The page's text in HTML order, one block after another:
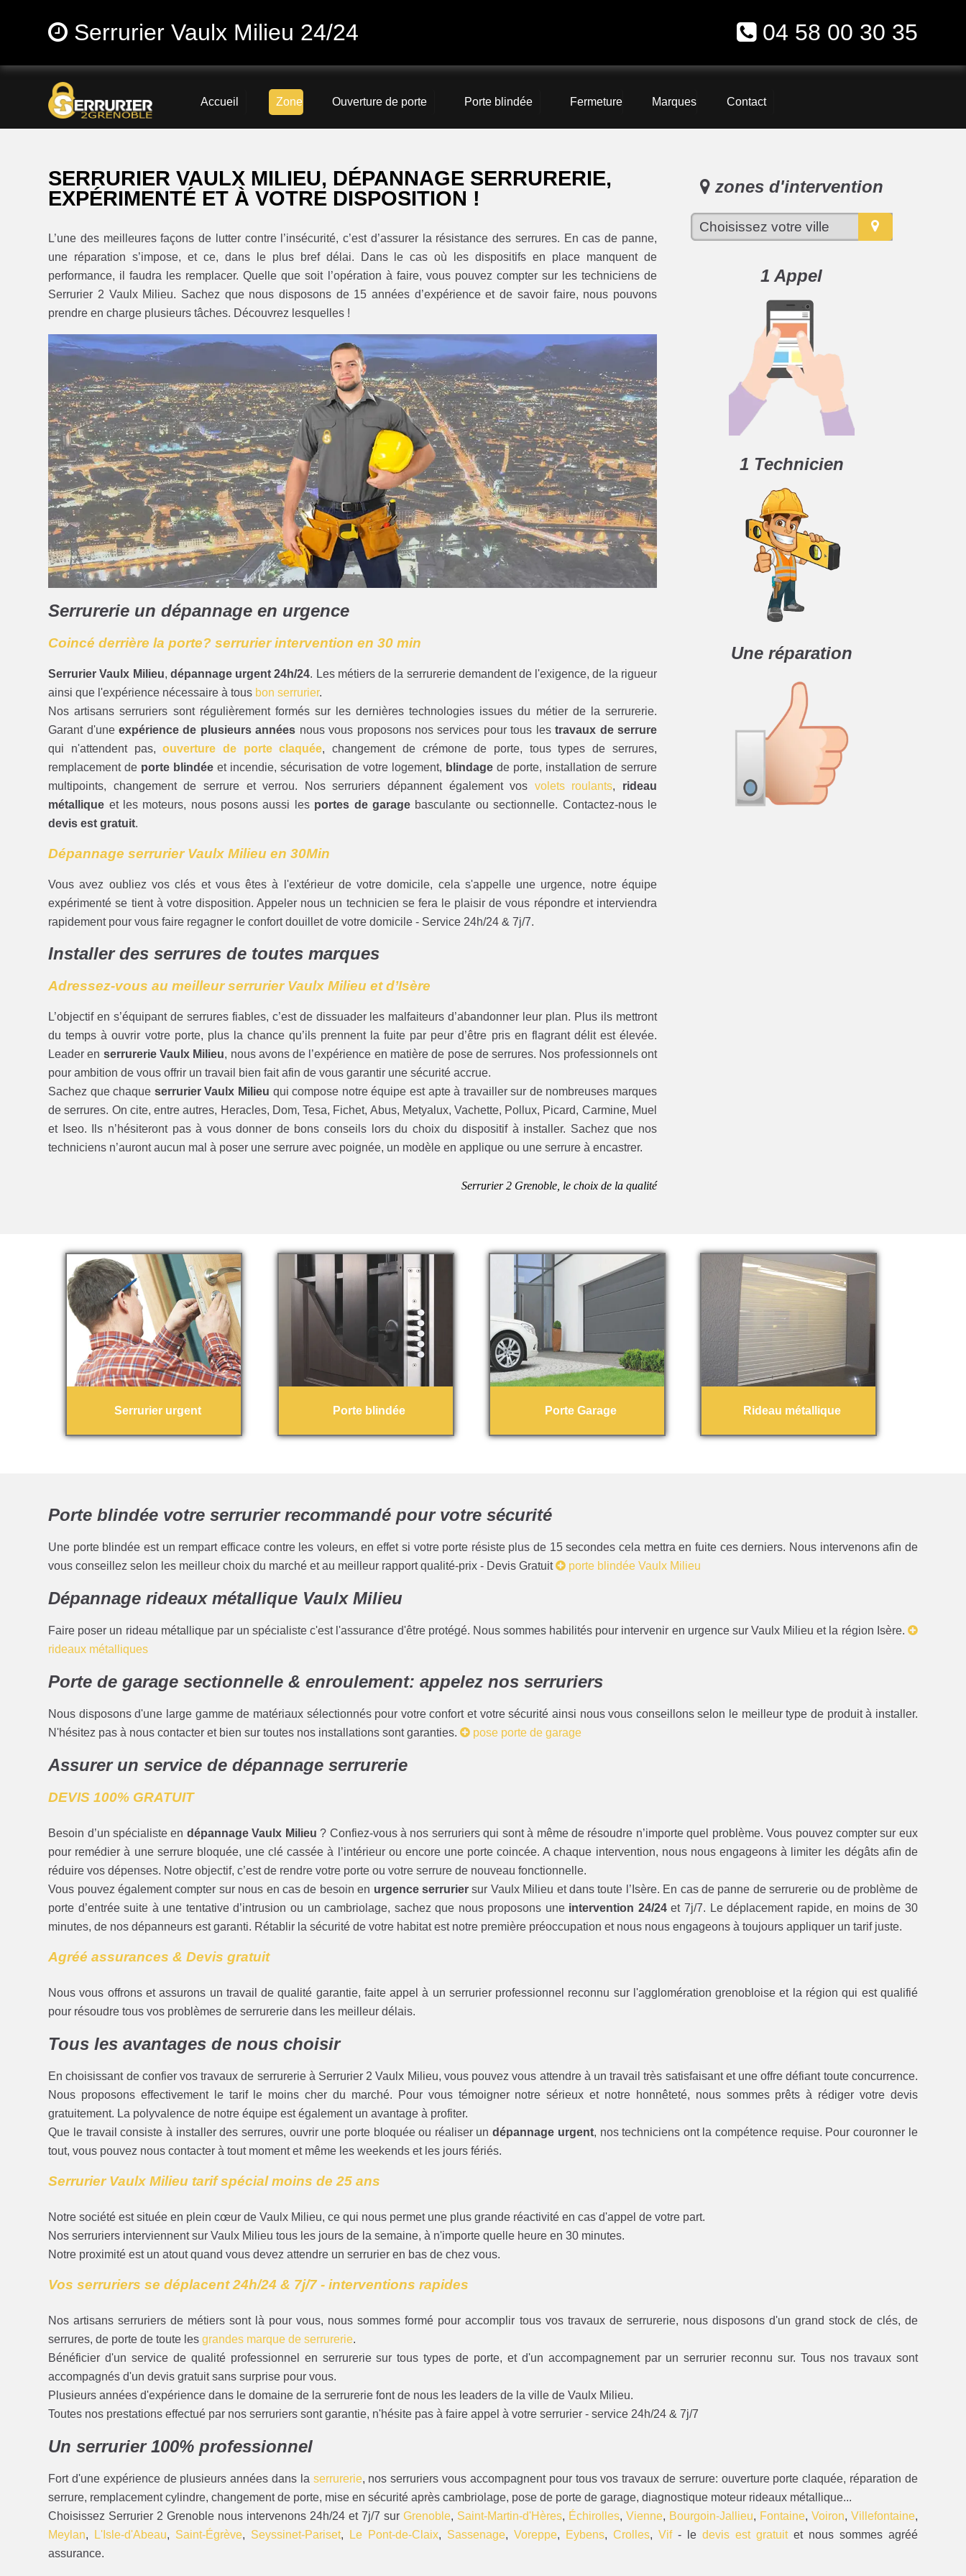
Serrurier Vaulx Milieu 24/24 04 58 00 30 35
Accueil Zone Ouverture de porte Porte blindée Fermeture Marques Contact
SERRURIER VAULX MILIEU, DÉPANNAGE SERRURERIE,
EXPÉRIMENTÉ ET À VOTRE DISPOSITION !
L’une des meilleures façons de lutter contre l’insécurité, c’est d’assurer la résistance des serrures. En cas de panne,
une réparation s’impose, et ce, dans le plus bref délai. Dans le cas où les dispositifs en place manquent de
performance, il faudra les remplacer. Quelle que soit l’opération à faire, vous pouvez compter sur les techniciens de
Serrurier 2 Vaulx Milieu. Sachez que nous disposons de 15 années d’expérience et de savoir faire, nous pouvons
prendre en charge plusieurs tâches. Découvrez lesquelles !
Serrurerie un dépannage en urgence
Coincé derrière la porte? serrurier intervention en 30 min
Serrurier Vaulx Milieu, dépannage urgent 24h/24. Les métiers de la serrurerie demandent de l'exigence, de la rigueur
ainsi que l'expérience nécessaire à tous bon serrurier.
Nos artisans serruriers sont régulièrement formés sur les dernières technologies issues du métier de la serrurerie.
Garant d'uneexpérience de plusieurs années nous vous proposons nos services pour tous lestravaux de serrure
qui n'attendent pas,ouverture de porte claquée, changement de crémone de porte, tous types de serrures,
remplacement de porte blindée et incendie, sécurisation de votre logement, blindagede porte, installation de serrure
multipoints, changement de serrure et verrou. Nos serruriers dépannent également vos volets roulants, rideau
métallique et les moteurs, nous posons aussi les portes de garage basculante ou sectionnelle. Contactez-nous le
devis est gratuit.
Dépannage serrurier Vaulx Milieu en 30Min
Vous avez oubliez vos clés et vous êtes à l'extérieur de votre domicile, cela s'appelle une urgence, notre équipe
expérimenté se tient à votre disposition. Appeler nous un technicien se fera le plaisir de vous répondre et interviendra
rapidement pour vous faire regagner le confort douillet de votre domicile - Service 24h/24 & 7j/7.
Installer des serrures de toutes marques
Adressez-vous au meilleur serrurier Vaulx Milieu et d’Isère
L’objectif en s’équipant de serrures fiables, c’est de dissuader les malfaiteurs d’abandonner leur plan. Plus ils mettront
du temps à ouvrir votre porte, plus la chance qu’ils prennent la fuite par peur d’être pris en flagrant délit est élevée.
Leader en serrurerie Vaulx Milieu, nous avons de l’expérience en matière de pose de serrures. Nos professionnels ont
pour ambition de vous offrir un travail bien fait afin de vous garantir une sécurité accrue.
Sachez que chaque serrurier Vaulx Milieu qui compose notre équipe est apte à travailler sur de nombreuses marques
de serrures. On cite, entre autres, Heracles, Dom, Tesa, Fichet, Abus, Metyalux, Vachette, Pollux, Picard, Carmine, Muel
et Iseo. Ils n’hésiteront pas à vous donner de bons conseils lors du choix du dispositif à installer. Sachez que nos
techniciens n’auront aucun mal à poser une serrure avec poignée, un modèle en applique ou une serrure à encastrer.
Serrurier 2 Grenoble, le choix de la qualité
zones d'intervention
1 Appel
1 Technicien
Une réparation
Serrurier urgent Porte blindée Porte Garage Rideau métallique
Porte blindée votre serrurier recommandé pour votre sécurité
Une porte blindée est un rempart efficace contre les voleurs, en effet si votre porte résiste plus de 15 secondes cela mettra en fuite ces derniers. Nous intervenons afin de
vous conseillez selon les meilleur choix du marché et au meilleur rapport qualité-prix - Devis Gratuit
porte blindée Vaulx Milieu
Dépannage rideaux métallique Vaulx Milieu
Faire poser un rideau métallique par un spécialiste c'est l'assurance d'être protégé. Nous sommes habilités pour intervenir en urgence sur Vaulx Milieu et la région Isère.
rideaux métalliques
Porte de garage sectionnelle & enroulement: appelez nos serruriers
Nous disposons d'une large gamme de matériaux sélectionnés pour votre confort et votre sécurité ainsi nous vous conseillons selon le meilleur type de produit à installer.
N'hésitez pas à nous contacter et bien sur toutes nos installations sont garanties.
pose porte de garage
Assurer un service de dépannage serrurerie
DEVIS 100% GRATUIT
Besoin d’un spécialiste en dépannage Vaulx Milieu ? Confiez-vous à nos serruriers qui sont à même de résoudre n’importe quel problème. Vous pouvez compter sur eux
pour remédier à une serrure bloquée, une clé cassée à l’intérieur ou encore une porte coincée. A chaque intervention, nous nous engageons à limiter les dégâts afin de
réduire vos dépenses. Notre objectif, c’est de rendre votre porte ou votre serrure de nouveau fonctionnelle.
Vous pouvez également compter sur nous en cas de besoin en urgence serrurier sur Vaulx Milieu et dans toute l’Isère. En cas de panne de serrurerie ou de problème de
porte d’entrée suite à une tentative d’intrusion ou un cambriolage, sachez que nous proposons une intervention 24/24et 7j/7. Le déplacement rapide, en moins de 30
minutes, de nos dépanneurs est garanti. Rétablir la sécurité de votre habitat est notre première préoccupation et nous nous engageons à toujours appliquer un tarif juste.
Agréé assurances & Devis gratuit
Nous vous offrons et assurons un travail de qualité garantie, faite appel à un serrurier professionnel reconnu sur l'agglomération grenobloise et la région qui est qualifié
pour résoudre tous vos problèmes de serrurerie dans les meilleur délais.
Tous les avantages de nous choisir
En choisissant de confier vos travaux de serrurerie à Serrurier 2 Vaulx Milieu, vous pouvez vous attendre à un travail très satisfaisant et une offre défiant toute concurrence.
Nous proposons effectivement le tarif le moins cher du marché. Pour vous témoigner notre sérieux et notre honnêteté, nous sommes prêts à rédiger votre devis
gratuitement. La polyvalence de notre équipe est également un avantage à profiter.
Que le travail consiste à installer des serrures, ouvrir une porte bloquée ou réaliser undépannage urgent, nos techniciens ont la compétence requise. Pour couronner le
tout, vous pouvez nous contacter à tout moment et même les weekends et les jours fériés.
Serrurier Vaulx Milieu tarif spécial moins de 25 ans
Notre société est située en plein cœur de Vaulx Milieu, ce qui nous permet une plus grande réactivité en cas d'appel de votre part.
Nos serruriers interviennent sur Vaulx Milieu tous les jours de la semaine, à n'importe quelle heure en 30 minutes.
Notre proximité est un atout quand vous devez attendre un serrurier en bas de chez vous.
Vos serruriers se déplacent 24h/24 & 7j/7 - interventions rapides
Nos artisans serruriers de métiers sont là pour vous, nous sommes formé pour accomplir tous vos travaux de serrurerie, nous disposons d'un grand stock de clés, de
serrures, de porte de toute lesgrandes marque de serrurerie.
Bénéficier d'un service de qualité professionnel en serrurerie sur tous types de porte, et d'un accompagnement par un serrurier reconnu sur. Tous nos travaux sont
accompagnés d'un devis gratuit sans surprise pour vous.
Plusieurs années d'expérience dans le domaine de la serrurerie font de nous les leaders de la ville de Vaulx Milieu.
Toutes nos prestations effectué par nos serruriers sont garantie, n'hésite pas à faire appel à votre serrurier - service 24h/24 & 7j/7
Un serrurier 100% professionnel
Fort d'une expérience de plusieurs années dans la serrurerie, nos serruriers vous accompagnent pour tous vos travaux de serrure: ouverture porte claquée, réparation de
serrure, remplacement cylindre, changement de porte, mise en sécurité après cambriolage, pose de porte de garage, diagnostique moteur rideaux métallique...
Choisissez Serrurier 2 Grenoble nous intervenons 24h/24 et 7j/7 sur Grenoble, Saint-Martin-d'Hères, Échirolles, Vienne, Bourgoin-Jallieu, Fontaine, Voiron, Villefontaine,
Meylan, L'Isle-d'Abeau, Saint-Égrève, Seyssinet-Pariset, Le Pont-de-Claix, Sassenage,Voreppe, Eybens,Crolles,Vif- le devis est gratuitet nous sommes agréé
assurance.